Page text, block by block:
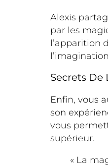
Alexis
par les
l’apparition
Secrets De
Enfin, vous
son
vous
supérieur.
« La